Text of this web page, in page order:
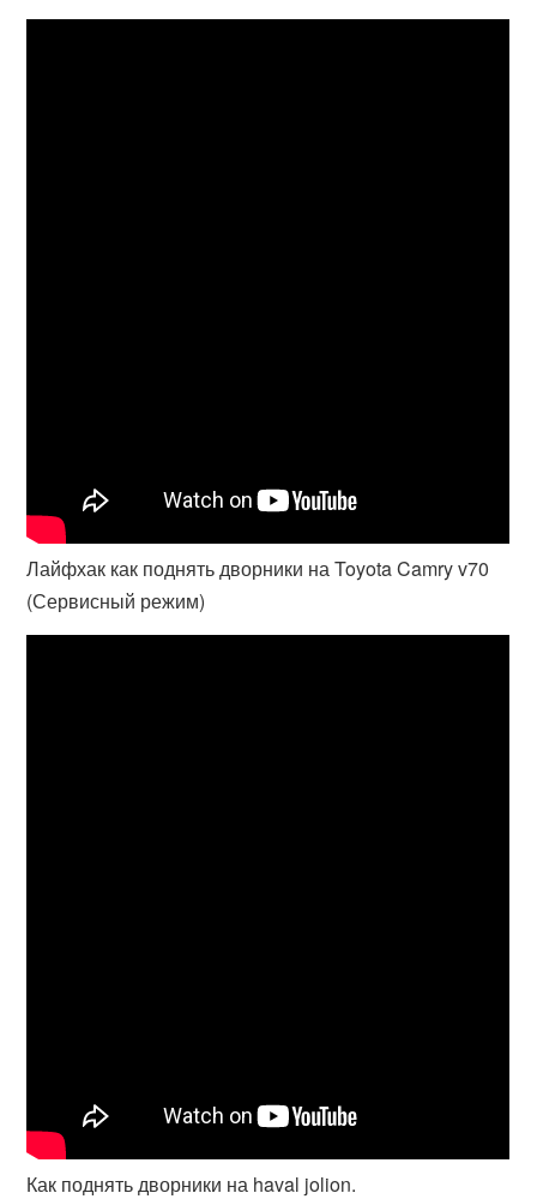
Лайфхак как поднять дворники на Toyota Camry v70
(Сервисный режим)
Как поднять дворники на haval jolion.